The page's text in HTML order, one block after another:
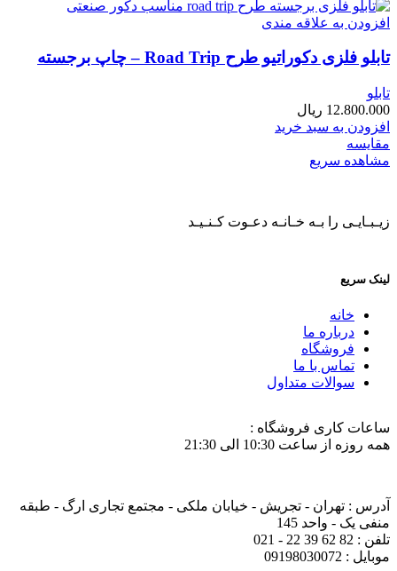
افزودن به علاقه مندی
تابلو فلزی دکوراتیو طرح Road Trip – چاپ برجسته
تابلو
12.800.000 ریال
افزودن به سبد خرید
مقایسه
مشاهده سریع
زیـبـایـی را بـه خـانـه دعـوت کـنـیـد
لینک سریع
خانه
درباره ما
فروشگاه
تماس با ما
سوالات متداول
ساعات کاری فروشگاه :
همه روزه از ساعت 10:30 الی 21:30
آدرس : تهران - تجریش - خیابان ملکی - مجتمع تجاری ارگ - طبقه
منفی یک - واحد 145
تلفن : 82 62 39 22 - 021
موبایل : 09198030072